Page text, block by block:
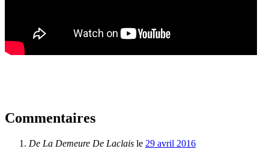
Commentaires
De La Demeure De Laclais le 29 avril 2016